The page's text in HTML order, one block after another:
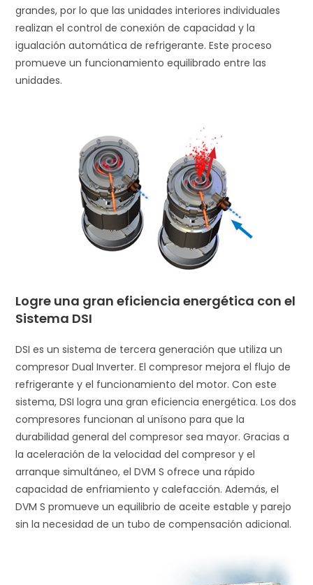
grandes, por lo que las unidades interiores individuales
realizan el control de conexión de capacidad y la
igualación automática de refrigerante. Este proceso
promueve un funcionamiento equilibrado entre las
unidades.
Logre una gran eficiencia energética con el
Sistema DSI
DSI es un sistema de tercera generación que utiliza un
compresor Dual Inverter. El compresor mejora el flujo de
refrigerante y el funcionamiento del motor. Con este
sistema, DSI logra una gran eficiencia energética. Los dos
compresores funcionan al unísono para que la
durabilidad general del compresor sea mayor. Gracias a
la aceleración de la velocidad del compresor y el
arranque simultáneo, el DVM S ofrece una rápido
capacidad de enfriamiento y calefacción. Además, el
DVM S promueve un equilibrio de aceite estable y parejo
sin la necesidad de un tubo de compensación adicional.